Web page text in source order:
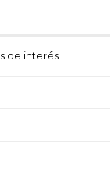
de interés